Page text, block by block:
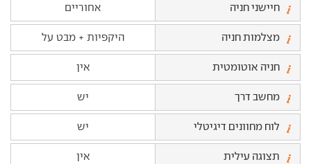
חיישני חניה אחוריים
מצלמות חניה היקפיות + מבט על
חניה אוטומטית אין
מחשב דרך יש
לוח מחוונים דיגיטלי יש
תצוגה עילית אין